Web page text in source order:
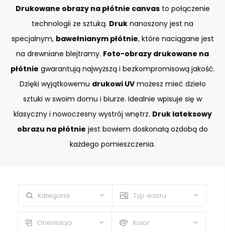
Drukowane obrazy na płótnie canvasto połączenie
technologii ze sztuką. Druk nanoszony jest na
specjalnym, bawełnianym płótnie, które naciągane jest
na drewniane blejtramy. Foto-obrazy drukowane na
płótnie gwarantują najwyższą i bezkompromisową jakość.
Dzięki wyjątkowemu drukowi UVmożesz mieć dzieło
sztuki w swoim domu i biurze. Idealnie wpisuje się w
klasyczny i nowoczesny wystrój wnętrz. Druk lateksowy
obrazu na płótnie jest bowiem doskonałą ozdobą do
każdego pomieszczenia.
Kategoria Typ wzoru
Orientacja Kolor